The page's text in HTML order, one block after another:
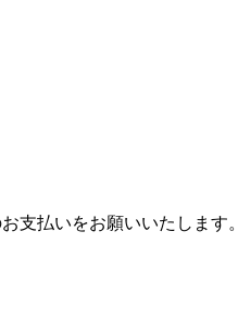
支払いをお願いいたします。